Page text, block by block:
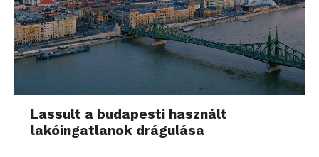
Lassult a budapesti használt
lakóingatlanok drágulása